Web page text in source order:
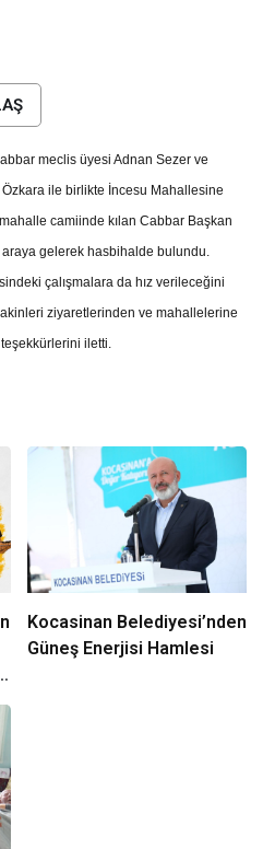
meclis üyesi Adnan Sezer ve
ile birlikte İncesu Mahallesine
camiinde kılan Cabbar Başkan
gelerek hasbihalde bulundu.
çalışmalara da hız verileceğini
ziyaretlerinden ve mahallelerine
iletti.
Kocasinan Belediyesi’nden
Güneş Enerjisi Hamlesi